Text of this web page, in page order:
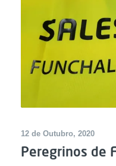
12 de Outubro, 2020
Peregrinos de